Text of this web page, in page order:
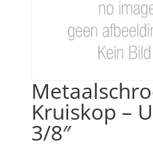
Kruiskop –
3/8″